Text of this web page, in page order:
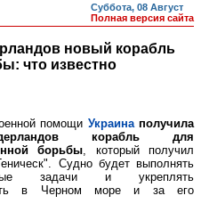
Суббота, 08 Август
Полная версия сайта
новый корабль
что известно
помощи Украина получила
корабль для
борьбы, который получил
Судно будет выполнять
задачи и укреплять
в Черном море и за его